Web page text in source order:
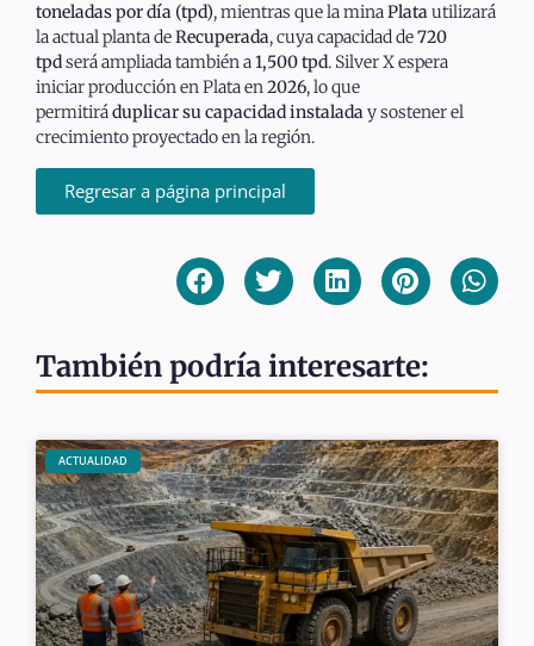
toneladas por día (tpd), mientras que la minaPlatautilizará
la actual planta deRecuperada, cuya capacidad de720
tpdserá ampliada también a1,500 tpd. Silver X espera
iniciar producción en Plata en2026, lo que
permitiráduplicar su capacidad instaladay sostener el
crecimiento proyectado en la región.
Regresar a página principal
También podría interesarte:
ACTUALIDAD